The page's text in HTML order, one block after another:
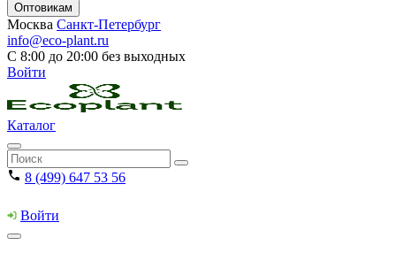
Оптовикам
Москва Санкт-Петербург
info@eco-plant.ru
С 8:00 до 20:00 без выходных
Войти
Каталог
8 (499) 647 53 56
Войти